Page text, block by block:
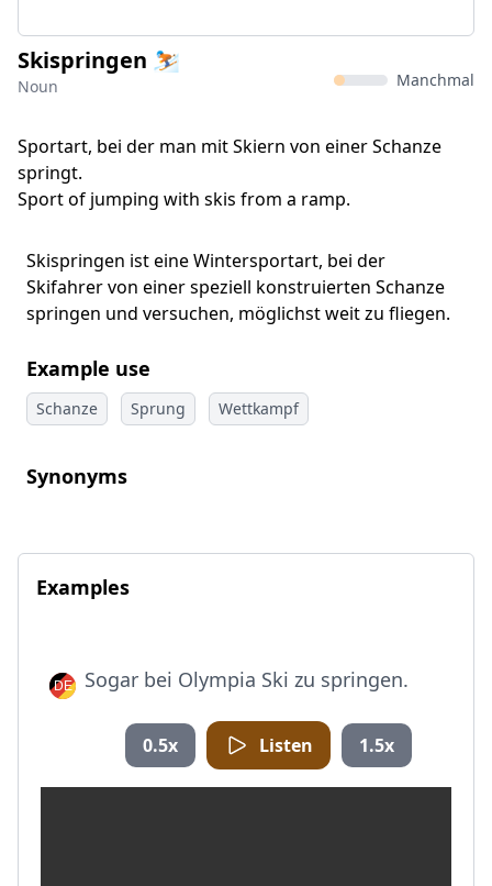
Skispringen ⛷️
Noun Manchmal
Sportart, bei der man mit Skiern von einer Schanze
springt.
Sport of jumping with skis from a ramp.
Skispringen ist eine Wintersportart, bei der
Skifahrer von einer speziell konstruierten Schanze
springen und versuchen, möglichst weit zu fliegen.
Example use
Schanze Sprung Wettkampf
Synonyms
Examples
Sogar bei Olympia Ski zu springen.
0.5x Listen 1.5x